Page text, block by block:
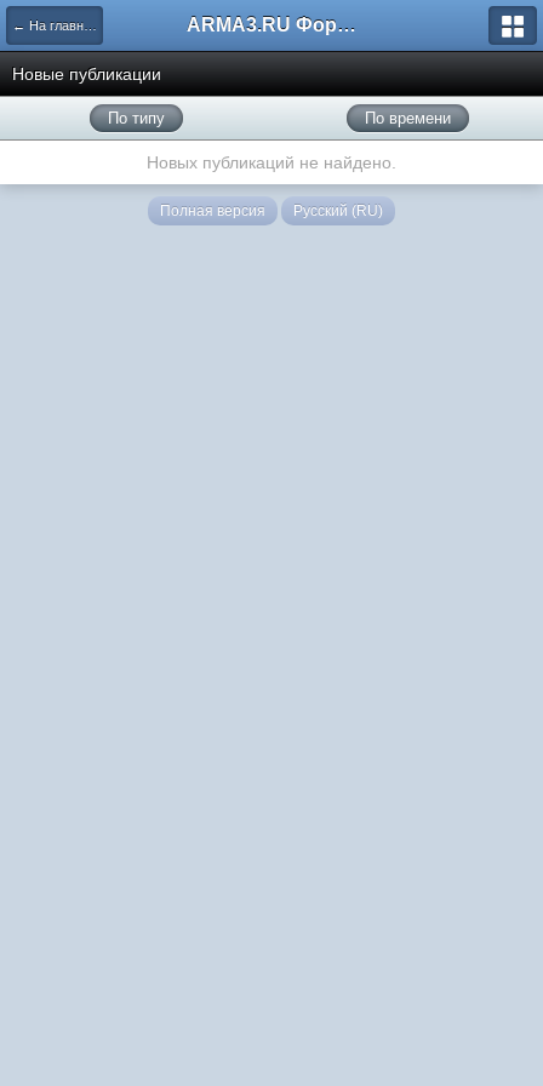
← На главную ARMA3.RU Форум
Новые публикации
По типу По времени
Новых публикаций не найдено.
Полная версия Русский (RU)